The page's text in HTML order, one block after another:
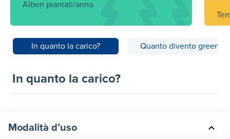
Alberi piantati/anno
In quanto la carico? Quanto divento green?
In quanto la carico?
Modalità d’uso